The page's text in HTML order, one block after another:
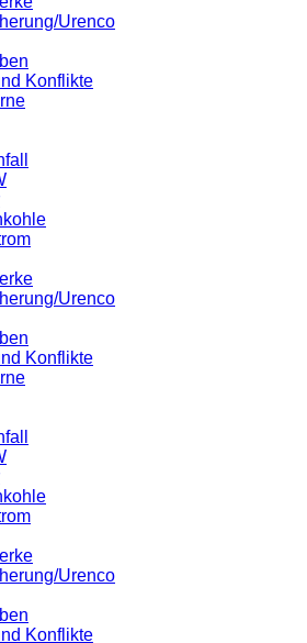
Urenco
Konflikte
Urenco
Konflikte
Urenco
Konflikte